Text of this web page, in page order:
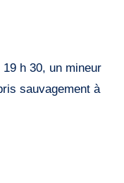
sauvagement à